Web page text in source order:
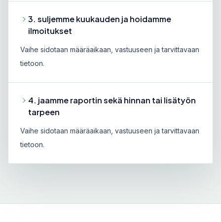
3. suljemme kuukauden ja hoidamme
ilmoitukset
Vaihe sidotaan määräaikaan, vastuuseen ja tarvittavaan
tietoon.
4. jaamme raportin sekä hinnan tai lisätyön
tarpeen
Vaihe sidotaan määräaikaan, vastuuseen ja tarvittavaan
tietoon.